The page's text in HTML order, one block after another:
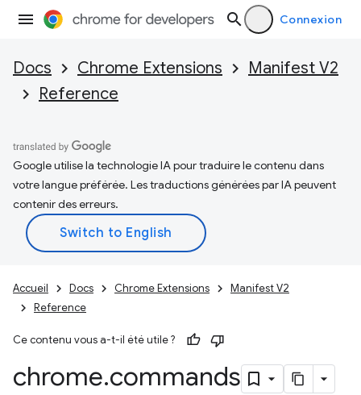
Connexion
Docs Chrome Extensions
Manifest V2
Reference
Google utilise la technologie IA pour traduire le contenu dans
votre langue préférée. Les traductions générées par IA peuvent
contenir des erreurs.
Accueil Docs Chrome Extensions
Manifest V2
Reference
Ce contenu vous a-t-il été utile ?
chrome.commands